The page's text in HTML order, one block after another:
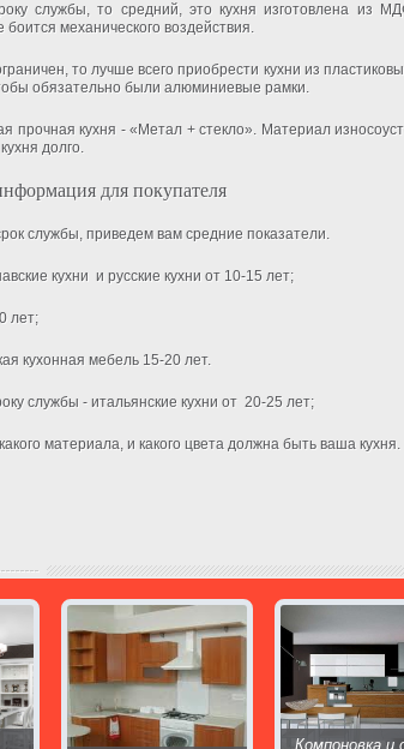
службы, то средний, это кухня изготовлена из
боится механического воздействия.
то лучше всего приобрести кухни из
обязательно были алюминиевые рамки.
прочная кухня - «Метал + стекло». Материал
долго.
для покупателя
службы, приведем вам средние показатели.
кухни и русские кухни от 10-15 лет;
лет;
кухонная мебель 15-20 лет.
службы - итальянские кухни от 20-25 лет;
материала, и какого цвета должна быть ваша кухня.
Компоновка и